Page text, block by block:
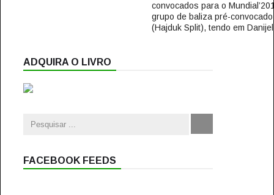
convocados para o
grupo de baliza pré-
(Hajduk Split), tendo em
ADQUIRA O LIVRO
FACEBOOK FEEDS